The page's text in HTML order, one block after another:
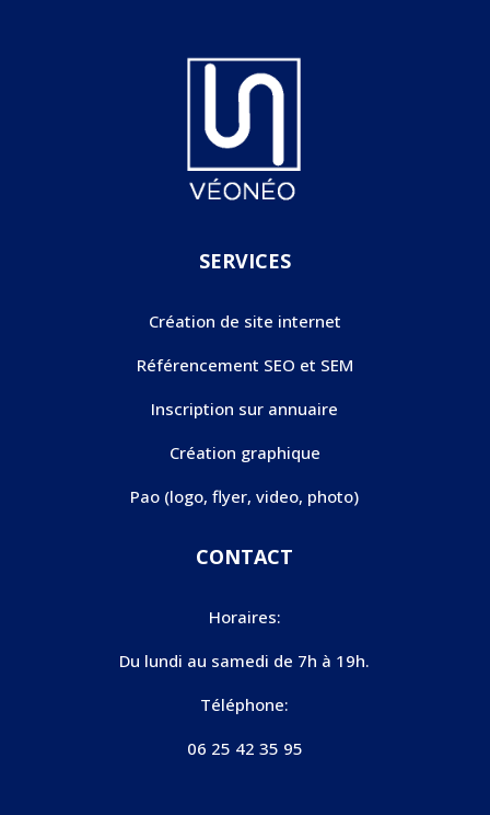
SERVICES
Création de site internet
Référencement SEO et SEM
Inscription sur annuaire
Création graphique
Pao (logo, flyer, video, photo)
CONTACT
Horaires:
Du lundi au samedi de 7h à 19h.
Téléphone:
06 25 42 35 95